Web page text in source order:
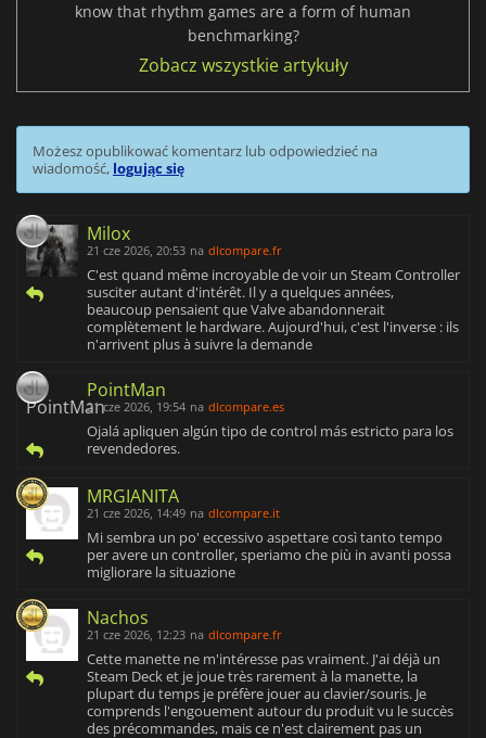
know that rhythm games are a form of human
benchmarking?
Zobacz wszystkie artykuły
Możesz opublikować komentarz lub odpowiedzieć na
wiadomość, logując się
Milox
21 cze 2026, 20:53 na dlcompare.fr
C'est quand même incroyable de voir un Steam Controller
susciter autant d'intérêt. Il y a quelques années,
beaucoup pensaient que Valve abandonnerait
complètement le hardware. Aujourd'hui, c'est l'inverse : ils
n'arrivent plus à suivre la demande
PointMan
21 cze 2026, 19:54 na dlcompare.es
Ojalá apliquen algún tipo de control más estricto para los
revendedores.
MRGIANITA
21 cze 2026, 14:49 na dlcompare.it
Mi sembra un po' eccessivo aspettare così tanto tempo
per avere un controller, speriamo che più in avanti possa
migliorare la situazione
Nachos
21 cze 2026, 12:23 na dlcompare.fr
Cette manette ne m'intéresse pas vraiment. J'ai déjà un
Steam Deck et je joue très rarement à la manette, la
plupart du temps je préfère jouer au clavier/souris. Je
comprends l'engouement autour du produit vu le succès
des précommandes, mais ce n'est clairement pas un